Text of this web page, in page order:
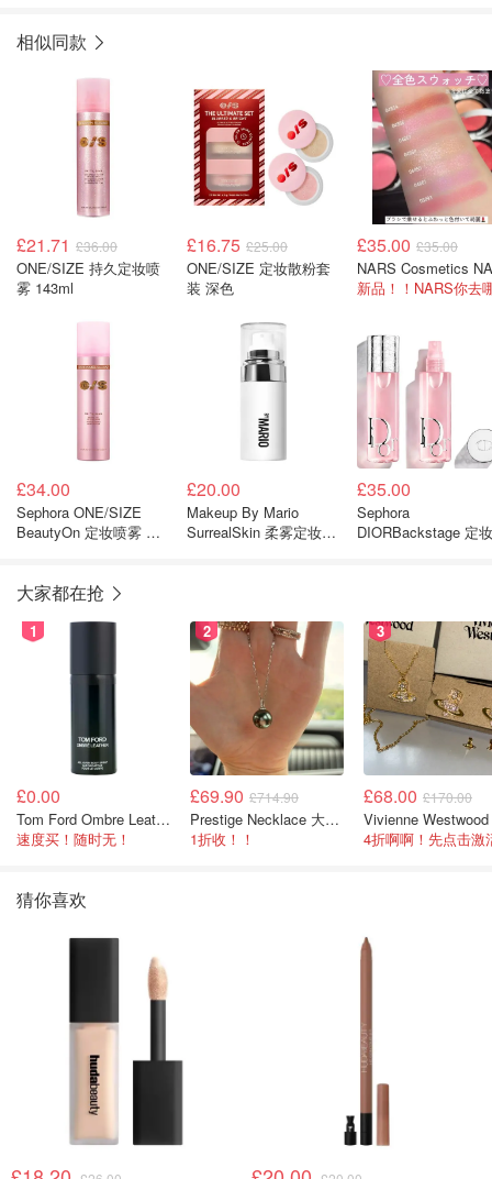
相似同款
£21.71 £36.00
ONE/SIZE 持久定妆喷
雾 143ml
£16.75 £25.00
ONE/SIZE 定妆散粉套
装 深色
£35.00 £35.00
£34.00
Sephora ONE/SIZE
BeautyOn 定妆喷雾 古
£20.00
Makeup By Mario
SurrealSkin 柔雾定妆喷
£35.00
Sephora
DIORBackstage 定
大家都在抢
1
£0.00
Tom Ford Ombre Leather 全身喷雾 150ml
速度买！随时无！
2
£69.90 £714.90
Prestige Necklace 大溪地珍珠项链 10-11mm
1折收！！
3
£68.00 £170.00
猜你喜欢